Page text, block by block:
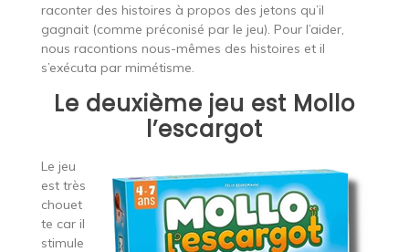
raconter des histoires à propos des jetons qu’il
gagnait (comme préconisé par le jeu). Pour l’aider,
nous racontions nous-mêmes des histoires et il
s’exécuta par mimétisme.
Le deuxième jeu est Mollo
l’escargot
Le jeu
est très
chouet
te car il
stimule